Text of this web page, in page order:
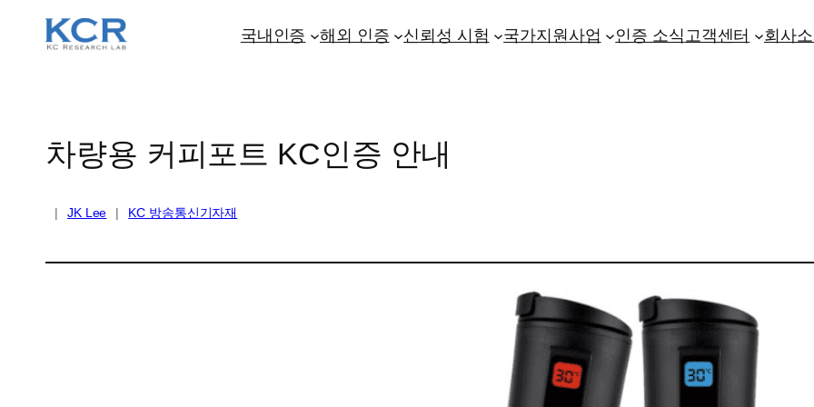
국내인증 해외 인증 신뢰성 시험 국가지원사업 인증 소식고객센터 회사
차량용 커피포트 KC인증 안내
| JK Lee | KC 방송통신기자재